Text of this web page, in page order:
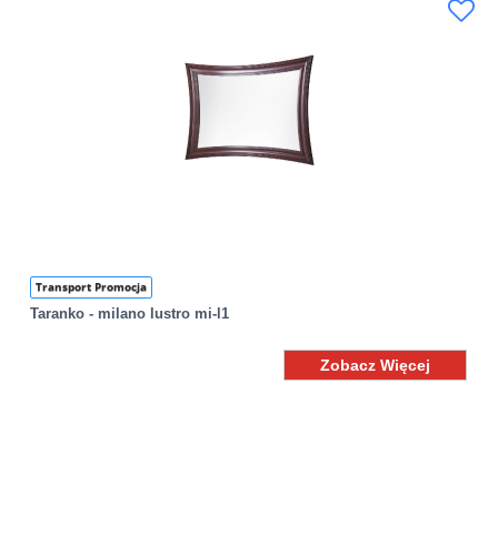
Transport Promocja
Taranko - milano lustro mi-l1
Zobacz Więcej